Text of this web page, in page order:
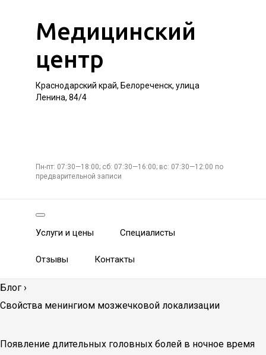
Медицинский
центр
Краснодарский край, Белореченск, улица
Ленина, 84/4
Пн-пт: 07:30—18:00; сб: 07:30—16:00; вс: 07:30—12:00 по
предварительной записи
Услуги и цены Специалисты
Отзывы Контакты
Блог ›
Свойства менингиом мозжечковой локализации
Появление длительных головных болей в ночное время